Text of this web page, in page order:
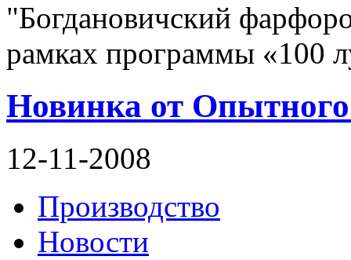
"Богдановичский
рамках программы «100
Новинка от Опытного
12-11-2008
Производство
Новости